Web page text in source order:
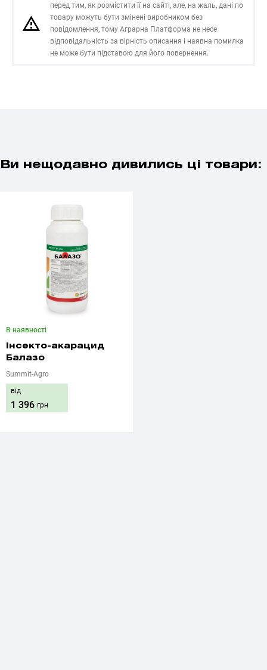
перед тим, як розмістити її на сайті, але, на жаль, дані по
товару можуть бути змінені виробником без
повідомлення, тому Аграрна Платформа не несе
відповідальність за вірність описання і наявна помилка
не може бути підставою для його повернення.
Ви нещодавно дивились ці товари:
В наявності
Інсекто-акарацид
Балазо
Summit-Agro
від
1 396 грн